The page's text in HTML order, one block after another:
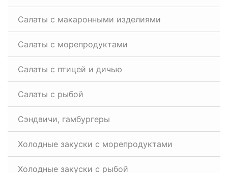
Салаты с макаронными изделиями
Салаты с морепродуктами
Салаты с птицей и дичью
Салаты с рыбой
Сэндвичи, гамбургеры
Холодные закуски с морепродуктами
Холодные закуски с рыбой